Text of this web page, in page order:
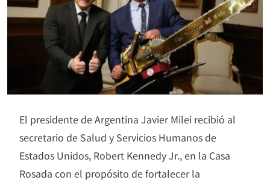
El presidente de Argentina Javier Milei recibió al
secretario de Salud y Servicios Humanos de
Estados Unidos, Robert Kennedy Jr., en la Casa
Rosada con el propósito de fortalecer la